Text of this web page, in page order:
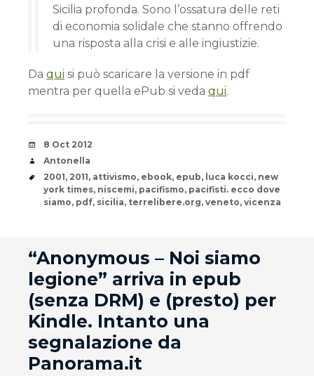
Sicilia profonda. Sono l’ossatura delle reti
di economia solidale che stanno offrendo
una risposta alla crisi e alle ingiustizie.
Da qui si può scaricare la versione in pdf
mentra per quella ePub si veda qui.
Date
8 Oct 2012
Author
Antonella
Tags
2001, 2011, attivismo, ebook, epub, luca kocci, new
york times, niscemi, pacifismo, pacifisti. ecco dove
siamo, pdf, sicilia, terrelibere.org, veneto, vicenza
“Anonymous – Noi siamo
legione” arriva in epub
(senza DRM) e (presto) per
Kindle. Intanto una
segnalazione da
Panorama.it